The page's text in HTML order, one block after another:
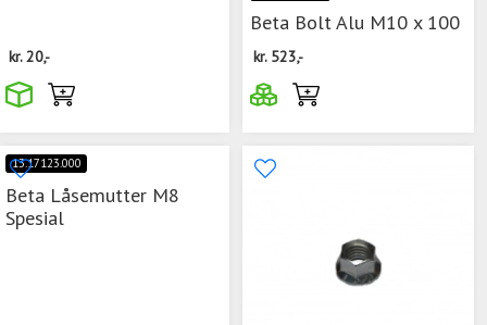
kr. 20,-
Beta Bolt Alu M10 x 100
kr. 523,-
13.17123.000
Beta Låsemutter M8
Spesial